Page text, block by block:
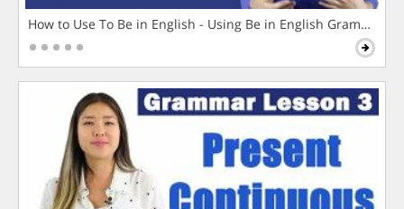
How to Use To Be in English - Using Be in English Grammar